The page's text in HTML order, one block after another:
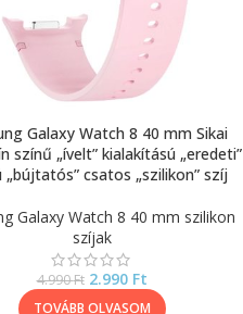
Galaxy Watch 8 40 mm Sikai
színű „ívelt” kialakítású „eredeti”
„bújtatós” csatos „szilikon” szíj
Galaxy Watch 8 40 mm szilikon
szíjak
4.990Ft 2.990 Ft
TOVÁBB OLVASOM